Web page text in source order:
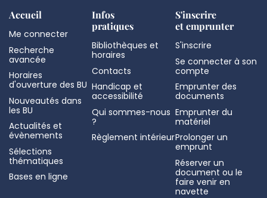
Accueil
Me connecter
Recherche
avancée
Horaires
d'ouverture des BU
Nouveautés dans
les BU
Actualités et
évènements
Sélections
thématiques
Bases en ligne
Infos
pratiques
Bibliothèques et
horaires
Contacts
Handicap et
accessibilité
Qui sommes-nous
?
Règlement intérieur
S'inscrire
et emprunter
S'inscrire
Se connecter à son
compte
Emprunter des
documents
Emprunter du
matériel
Prolonger un
emprunt
Réserver un
document ou le
faire venir en
navette